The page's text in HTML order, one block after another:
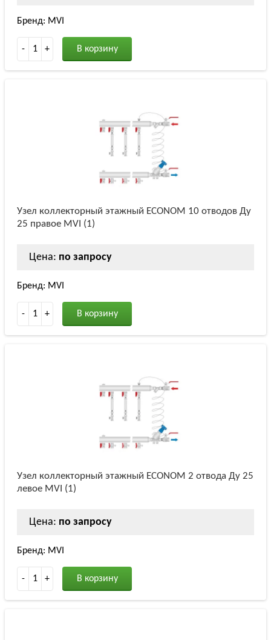
Бренд: MVI
- 1 + В корзину
Узел коллекторный этажный ECONOM 10 отводов Ду
25 правое MVI (1)
Цена: по запросу
Бренд: MVI
- 1 + В корзину
Узел коллекторный этажный ECONOM 2 отвода Ду 25
левое MVI (1)
Цена: по запросу
Бренд: MVI
- 1 + В корзину